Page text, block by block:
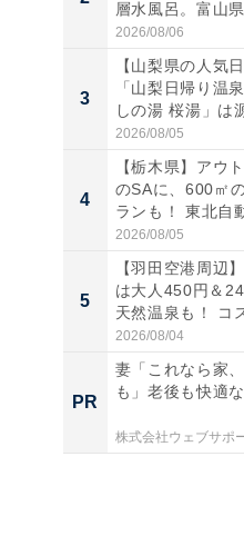
層水風呂。富山
帰...
2026/08/06
3
【山梨県の人気
「山梨日帰り温
しの湯 桜湯」は
2026/08/05
4
【栃木県】アウ
のSAに、600㎡
ランも！ 東北自
2026/08/05
5
【羽田空港周辺
は大人450円＆
天然温泉も！ コ
2026/08/04
PR
妻「これなら家
も」老後も快適
株式会社ウェブサポ